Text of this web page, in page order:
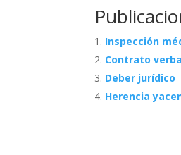
Inspección
Contrato
Deber jurídico
Herencia